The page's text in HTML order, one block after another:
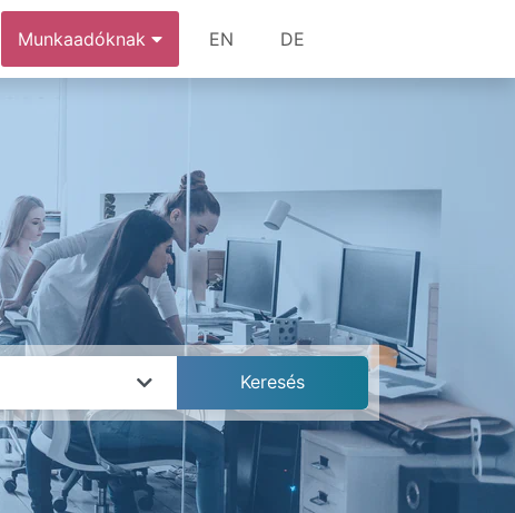
Munkaadóknak EN DE